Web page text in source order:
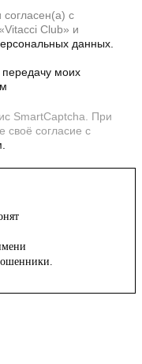
с
Club» и
данных.
передачу моих
SmartCaptcha. При
своё согласие с